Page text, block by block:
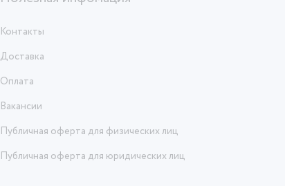
Контакты
Доставка
Оплата
Вакансии
Публичная оферта для физических лиц
Публичная оферта для юридических лиц